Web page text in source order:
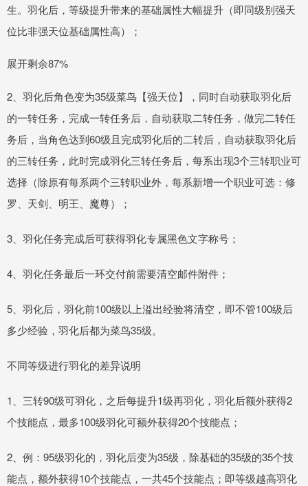
生。羽化后，等级提升带来的基础属性大幅提升（即同级别强天
位比非强天位基础属性高）；
展开剩余87%
2、羽化后角色变为35级菜鸟【强天位】，同时自动获取羽化后
的一转任务，完成一转任务后，自动获取二转任务，做完二转任
务后，当角色达到60级且完成羽化后的二转后，自动获取羽化后
的三转任务，此时完成羽化三转任务后，每系出现3个三转职业可
选择（除原有每系两个三转职业外，每系新增一个职业可选：修
罗、天剑、明王、魔尊）；
3、羽化任务完成后可获得羽化专属黑色文字称号；
4、羽化任务最后一环交付前需要清空邮件附件；
5、羽化后，羽化前100级以上溢出经验将清空，即不管100级后
多少经验，羽化后都为菜鸟35级。
不同等级进行羽化的差异说明
1、三转90级可羽化，之后每提升1级再羽化，羽化后额外获得2
个技能点，最多100级羽化可额外获得20个技能点；
2、例：95级羽化的，羽化后变为35级，除基础的35级的35个技
能点，额外获得10个技能点，一共45个技能点；即等级越高羽化